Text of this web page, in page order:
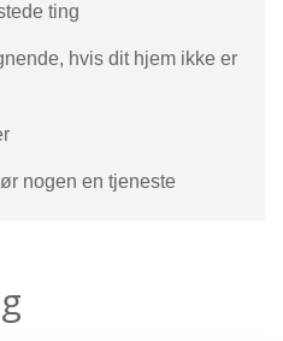
ting
hvis dit hjem ikke er
nogen en tjeneste